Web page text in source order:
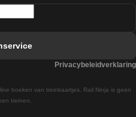
naar Salzburg
boeken van treinkaartjes. Rail Ninja is geen
treinen.
Privacybeleidverklaring